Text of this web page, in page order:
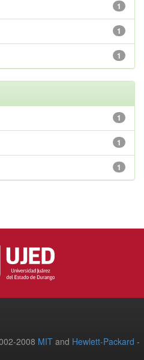
1
1
1
1
1
1
2008 MIT and Hewlett-Packard -